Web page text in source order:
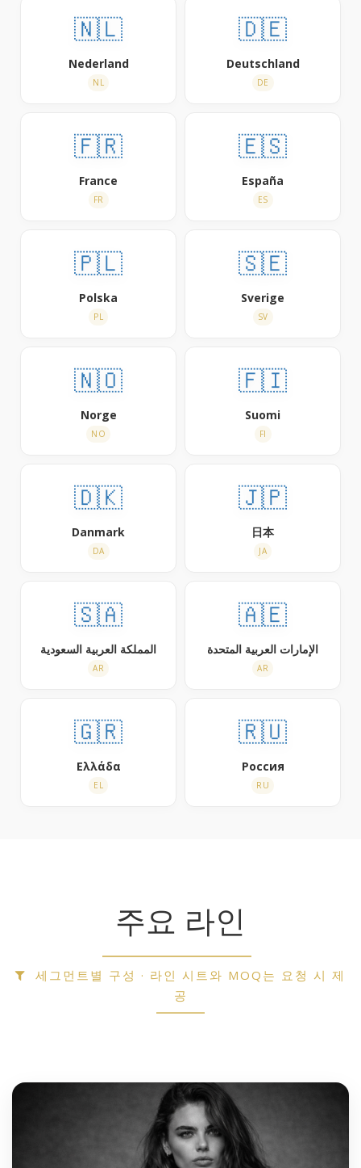
🇳🇱
Nederland
NL
🇩🇪
Deutschland
DE
🇫🇷
France
FR
🇪🇸
España
ES
🇵🇱
Polska
PL
🇸🇪
Sverige
SV
🇳🇴
Norge
NO
🇫🇮
Suomi
FI
🇩🇰
Danmark
DA
🇯🇵
日本
JA
🇸🇦
المملكة العربية السعودية
AR
🇦🇪
الإمارات العربية المتحدة
AR
🇬🇷
Ελλάδα
EL
🇷🇺
Россия
RU
주요 라인
세그먼트별 구성 · 라인 시트와 MOQ는 요청 시 제
공